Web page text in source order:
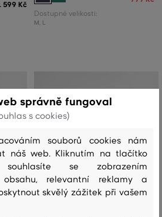
599 Kč
Dostupné velikosti:
M, L
správně fungoval
s cookies)
souborů cookies nám
náš web. Kliknutím na tlačítko
se zobrazením
obsahu, relevantní reklamy a
skvělý zážitek při vašem